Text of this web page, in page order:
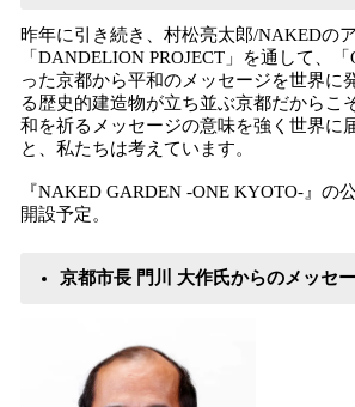
昨年に引き続き、村松亮太郎/NAKEDの
「DANDELION PROJECT」を通して、
った京都から平和のメッセージを世界に
る歴史的建造物が立ち並ぶ京都だからこ
和を祈るメッセージの意味を強く世界に
と、私たちは考えています。
『NAKED GARDEN -ONE KYOTO-』の
開設予定。
京都市長 門川 大作氏からのメッセ